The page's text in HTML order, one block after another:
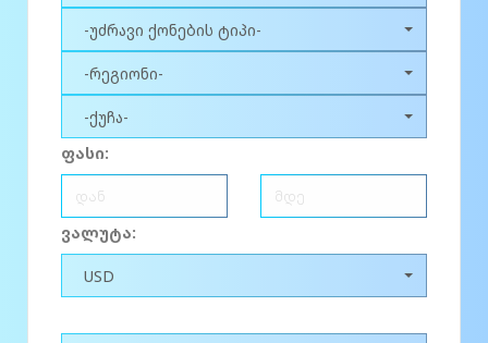
-უძრავი ქონების ტიპი-
-რეგიონი-
-ქუჩა-
ფასი:
ვალუტა:
USD